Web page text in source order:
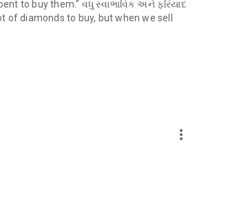
whether or not you consent. You may
not work properly if you refuse optional
to buy them." વધુ સ્વાભાવિક અને ફરિયાદ
of diamonds to buy, but when we sell
more_vert